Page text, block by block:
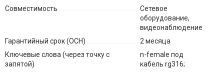
Совместимость
Сетевое
оборудование,
видеонаблюдение
Гарантийный срок (ОСН)
2 месяца
Ключевые слова (через точку с
запятой)
n-female под
кабель rg316;